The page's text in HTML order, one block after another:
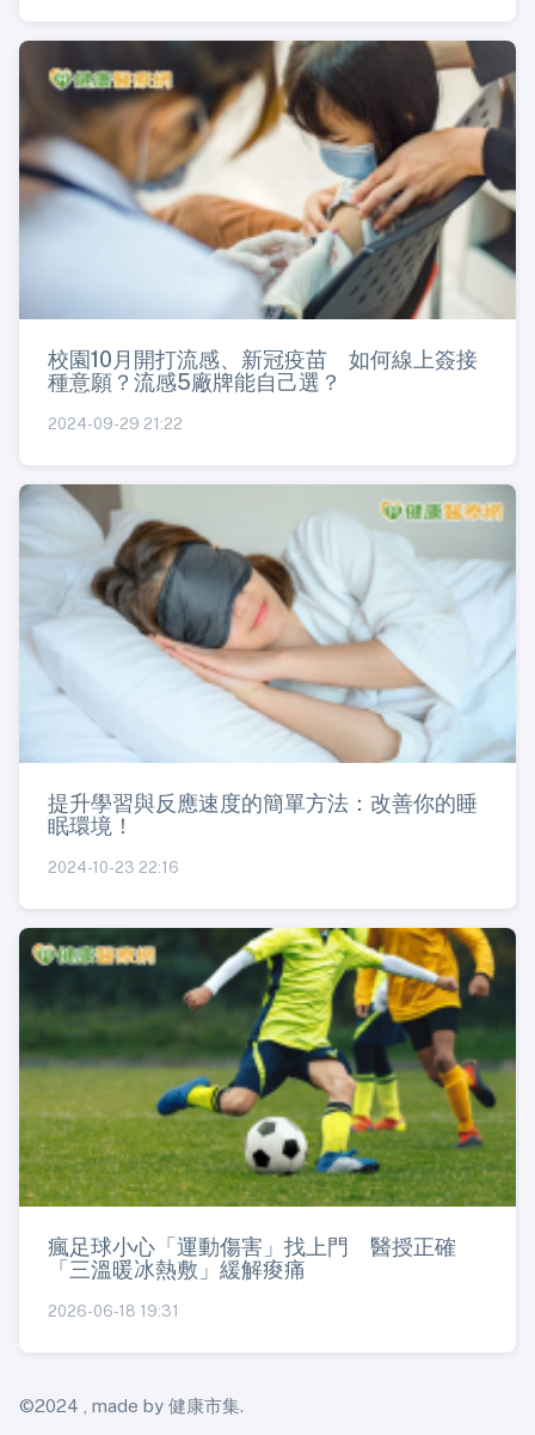
校園10月開打流感、新冠疫苗 如何線上簽接
種意願？流感5廠牌能自己選？
2024-09-29 21:22
提升學習與反應速度的簡單方法：改善你的睡
眠環境！
2024-10-23 22:16
瘋足球小心「運動傷害」找上門 醫授正確
「三溫暖冰熱敷」緩解痠痛
2026-06-18 19:31
©2024 , made by 健康市集.